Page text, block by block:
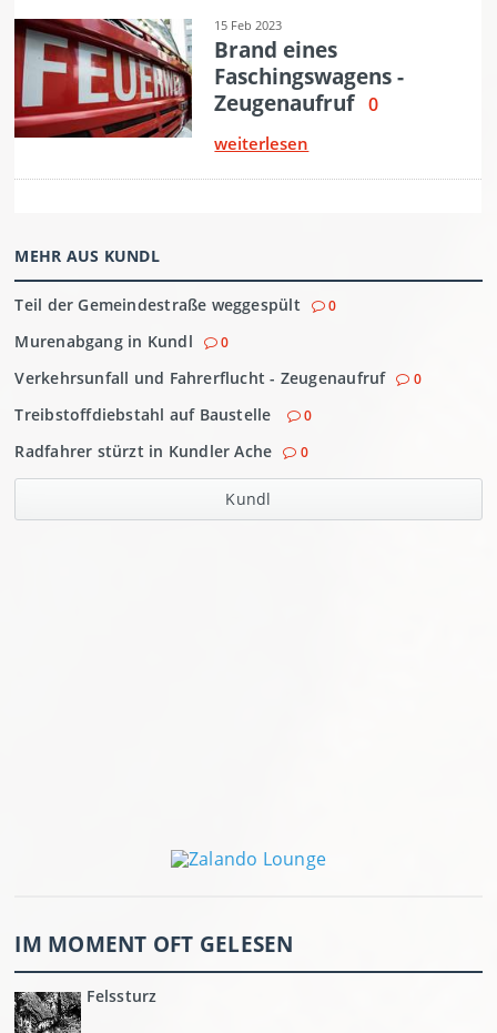
MEHR AUS KUNDL
Teil der Gemeindestraße weggespült 0
Murenabgang in Kundl 0
Verkehrsunfall und Fahrerflucht - Zeugenaufruf 0
Treibstoffdiebstahl auf Baustelle 0
Radfahrer stürzt in Kundler Ache 0
Kundl
IM MOMENT OFT GELESEN
Felssturz